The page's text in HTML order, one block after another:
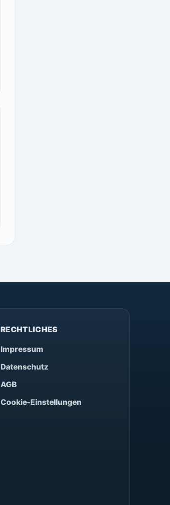
RECHTLICHES
Impressum
Datenschutz
AGB
Cookie-Einstellungen